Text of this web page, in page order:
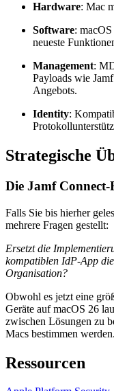
Hardware: Mac
Software:
neueste
Management:
Payloads wie
Angebots.
Identity:
Strategische
Die Jamf Connect-
Falls Sie bis hierher
mehrere Fragen gestellt:
Ersetzt die
kompatiblen IdP-App
Organisation?
Obwohl es jetzt eine
Geräte auf macOS 26
zwischen Lösungen zu
Macs bestimmen werden.
Ressourcen